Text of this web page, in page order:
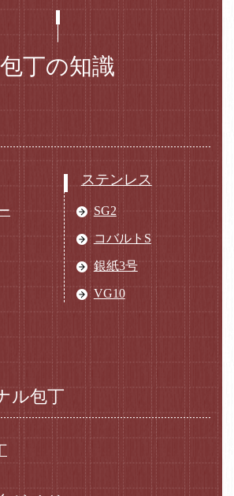
包丁の知識
ステンレス
SG2
コバルトS
銀紙3号
VG10
ル包丁